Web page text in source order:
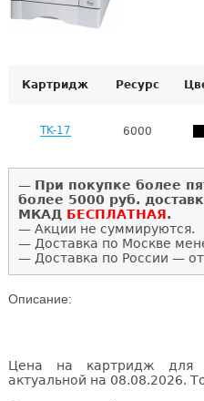
Картридж Ресурс
TK-17 6000
— При покупке более
более 5000 руб.
МКАД БЕСПЛАТНАЯ.
— Акции не суммируются.
— Доставка по Москве
— Доставка по России —
Описание:
Цена на картридж для
актуальной на 08.08.2026.